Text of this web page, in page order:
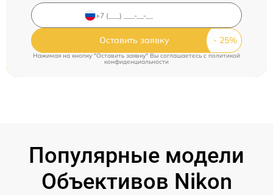
Оставить заявку
Нажимая на кнопку "Оставить заявку" Вы соглашаетесь cполитикой
конфиденциальности
Популярные модели
Объективов Nikon